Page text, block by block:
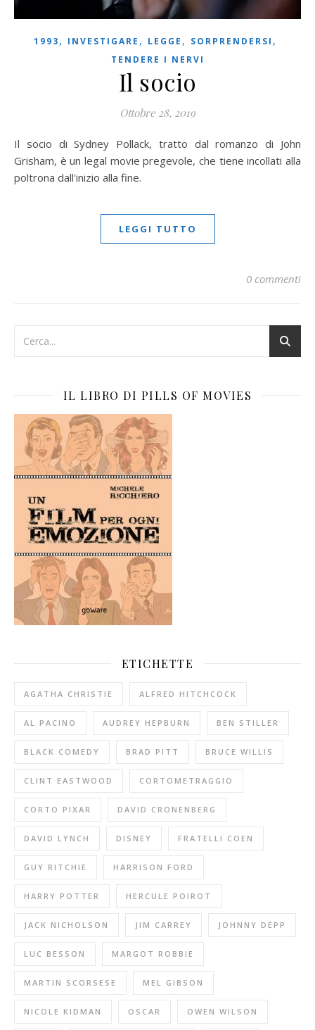
1993, INVESTIGARE , LEGGE , SORPRENDERSI ,
TENDERE I NERVI
Il socio
Ottobre 28, 2019
Il socio di Sydney Pollack, tratto dal romanzo di John
Grisham, è un legal movie pregevole, che tiene incollati alla
poltrona dall'inizio alla fine.
LEGGI TUTTO
0 commenti
IL LIBRO DI PILLS OF MOVIES
ETICHETTE
AGATHA CHRISTIE ALFRED HITCHCOCK
AL PACINO AUDREY HEPBURN BEN STILLER
BLACK COMEDY BRAD PITT BRUCE WILLIS
CLINT EASTWOOD CORTOMETRAGGIO
CORTO PIXAR DAVID CRONENBERG
DAVID LYNCH DISNEY FRATELLI COEN
GUY RITCHIE HARRISON FORD
HARRY POTTER HERCULE POIROT
JACK NICHOLSON JIM CARREY JOHNNY DEPP
LUC BESSON MARGOT ROBBIE
MARTIN SCORSESE MEL GIBSON
NICOLE KIDMAN OSCAR OWEN WILSON